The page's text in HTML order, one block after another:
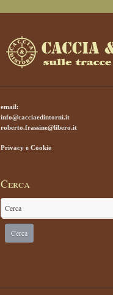
email:
info@cacciaedintorni.it
roberto.frassine@libero.it
Privacy e Cookie
Cerca